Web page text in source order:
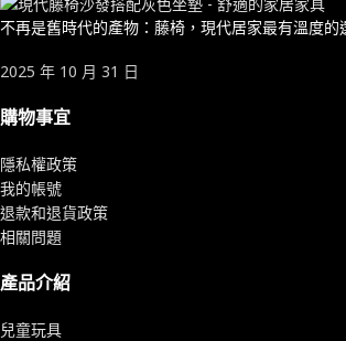
不再是舊時代的產物：藤椅，現代居家最有溫度的
2025 年 10 月 31 日
購物事宜
隱私權政策
我的帳號
退款和退貨政策
相關問題
產品介紹
兒童玩具